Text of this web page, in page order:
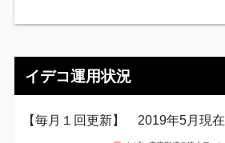
イデコ運用状況
【毎月１回更新】 2019年5月現在